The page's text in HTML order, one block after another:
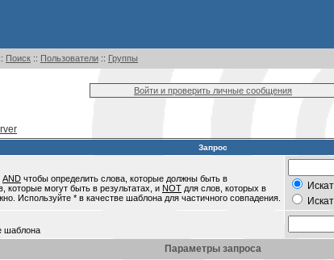
:: Поиск :: Пользователи :: Группы
Войти и проверить личные сообщения
Запрос
AND чтобы определить слова, которые должны быть в
которые могут быть в результатах, и NOT для слов, которых в
Используйте * в качестве шаблона для частичного совпадения.
шаблона
Параметры запроса